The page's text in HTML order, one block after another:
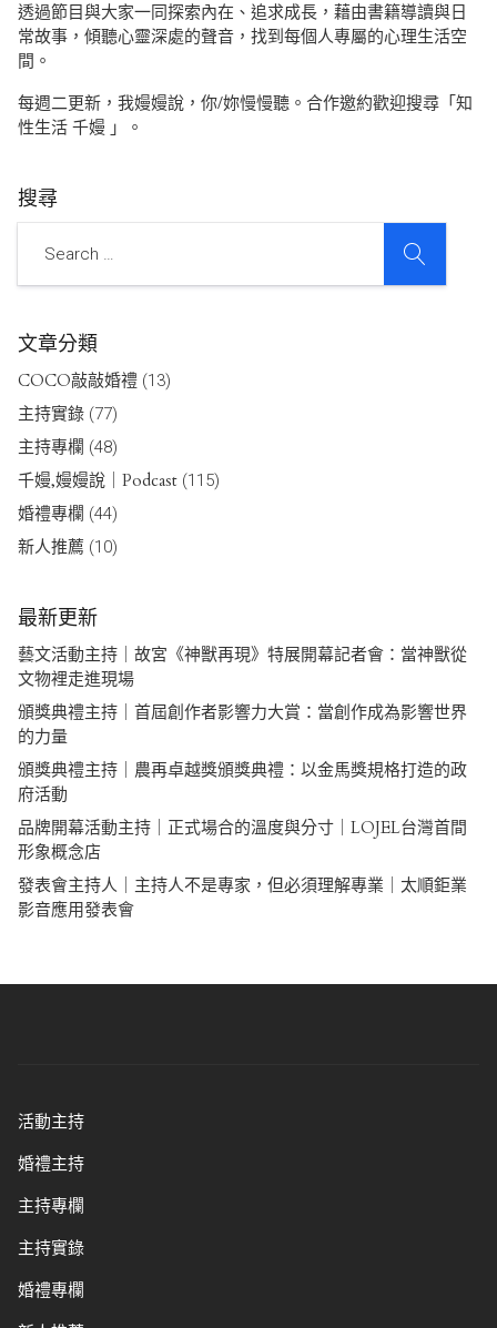
透過節目與大家一同探索內在、追求成長，藉由書籍導讀與日
常故事，傾聽心靈深處的聲音，找到每個人專屬的心理生活空
間。
每週二更新，我嫚嫚說，你/妳慢慢聽。合作邀約歡迎搜尋「知
性生活 千嫚 」。
搜尋
文章分類
COCO敲敲婚禮 (13)
主持實錄 (77)
主持專欄 (48)
千嫚,嫚嫚說｜Podcast (115)
婚禮專欄 (44)
新人推薦 (10)
最新更新
藝文活動主持｜故宮《神獸再現》特展開幕記者會：當神獸從
文物裡走進現場
頒獎典禮主持｜首屆創作者影響力大賞：當創作成為影響世界
的力量
頒獎典禮主持｜農再卓越獎頒獎典禮：以金馬獎規格打造的政
府活動
品牌開幕活動主持｜正式場合的溫度與分寸｜LOJEL台灣首間
形象概念店
發表會主持人｜主持人不是專家，但必須理解專業｜太順鉅業
影音應用發表會
活動主持
婚禮主持
主持專欄
主持實錄
婚禮專欄